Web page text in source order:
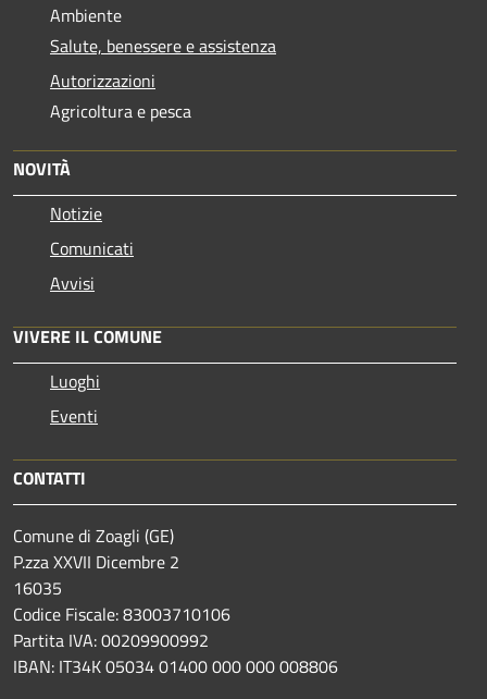
Ambiente
Salute, benessere e assistenza
Autorizzazioni
Agricoltura e pesca
NOVITÀ
Notizie
Comunicati
Avvisi
VIVERE IL COMUNE
Luoghi
Eventi
CONTATTI
Comune di Zoagli (GE)
P.zza XXVII Dicembre 2
16035
Codice Fiscale: 83003710106
Partita IVA: 00209900992
IBAN: IT34K 05034 01400 000 000 008806